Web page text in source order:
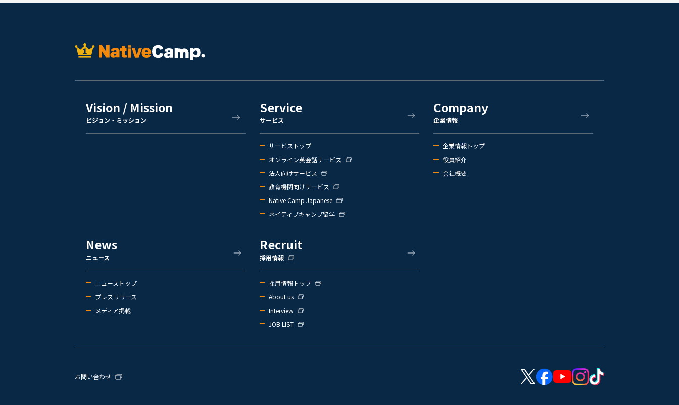
Vision / Mission
ビジョン・ミッション
Service
サービス
サービストップ
オンライン英会話サービス
法人向けサービス
教育機関向けサービス
Native Camp Japanese
ネイティブキャンプ留学
Company
企業情報
企業情報トップ
役員紹介
会社概要
News
ニュース
ニューストップ
プレスリリース
メディア掲載
Recruit
採用情報
採用情報トップ
About us
Interview
JOB LIST
お問い合わせ